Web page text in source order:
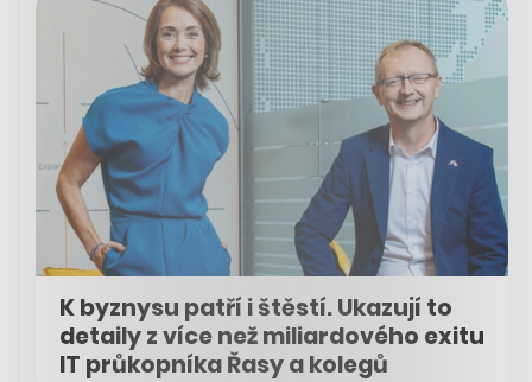
K byznysu patří i štěstí. Ukazují to
detaily z více než miliardového exitu
IT průkopníka Řasy a kolegů